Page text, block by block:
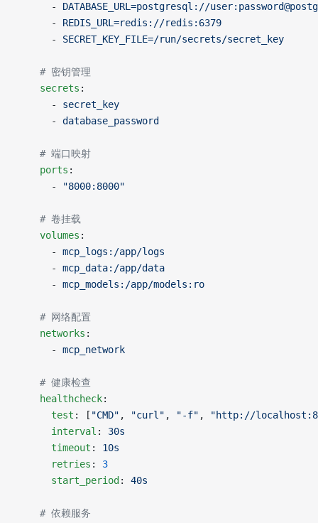
      -
DATABASE_URL=postgresql://
      -
REDIS_URL=redis://redis:6379
      -
SECRET_KEY_FILE=/run/secrets/secret_key
    # 密钥管理
    secrets
:
      -
secret_key
      -
database_password
    # 端口映射
    ports
:
      -
"8000:8000"
    # 卷挂载
    volumes
:
      -
mcp_logs:/app/logs
      -
mcp_data:/app/data
      -
mcp_models:/app/models:ro
    # 网络配置
    networks
:
      -
mcp_network
    # 健康检查
    healthcheck
:
      test
: [ "CMD" , "curl" , "-f" ,
"http://
      interval
: 30s
      timeout
: 10s
      retries
: 3
      start_period
: 40s
    # 依赖服务